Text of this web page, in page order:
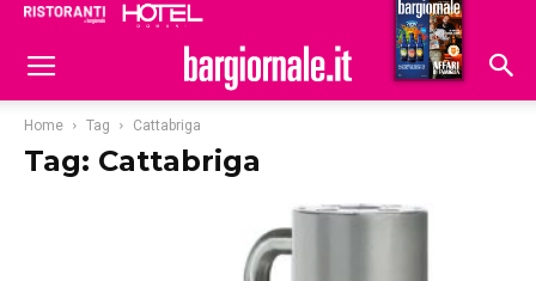
Hoteldomani
Home Tag Cattabriga
Tag: Cattabriga